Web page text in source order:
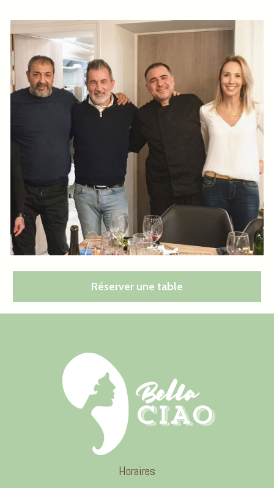
Réserver une table
Horaires